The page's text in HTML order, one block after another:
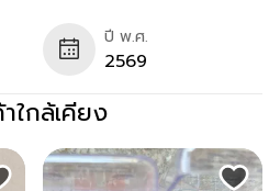
ปี พ.ศ.
2569
ใกล้เคียง